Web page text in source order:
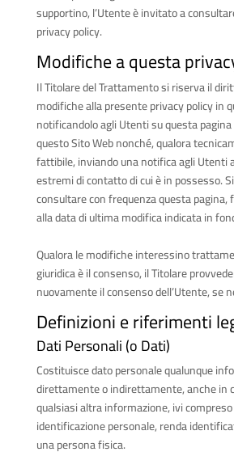
supportino, l’Utente è invitato a
privacy policy.
Modifiche a questa
Il Titolare del Trattamento si riserva il
modifiche alla presente privacy policy in
notificandolo agli Utenti su questa
questo Sito Web nonché, qualora
fattibile, inviando una notifica agli Utenti
estremi di contatto di cui è in possesso.
consultare con frequenza questa
alla data di ultima modifica indicata in
Qualora le modifiche interessino
giuridica è il consenso, il Titolare
nuovamente il consenso dell’Utente, se
Definizioni e riferimenti
Dati Personali (o Dati)
Costituisce dato personale qualunque
direttamente o indirettamente, anche in
qualsiasi altra informazione, ivi
identificazione personale, renda
una persona fisica.